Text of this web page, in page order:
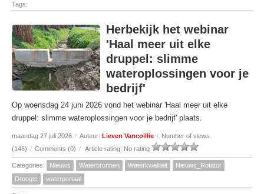
Tags:
Herbekijk het webinar
'Haal meer uit elke
druppel: slimme
wateroplossingen voor je
bedrijf'
Op woensdag 24 juni 2026 vond het webinar 'Haal meer uit elke
druppel: slimme wateroplossingen voor je bedrijf' plaats.
maandag 27 juli 2026 / Auteur: Lieven Vancoillie / Number of views
(146) / Comments (0) / Article rating: No rating
Categories: Nieuws Waterbronnen Waterkwaliteit
Nieuws_Rotator
Droogte
waterportaal